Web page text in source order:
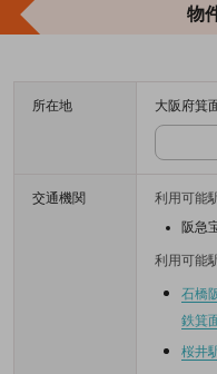
物
所在地 大阪府箕
交通機関
利用可能
阪急
利用可能
石橋
鉄箕
桜井